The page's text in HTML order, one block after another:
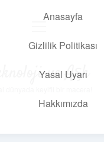
Anasayfa
Gizlilik Politikası
Yasal Uyarı
Hakkımızda
Teknoloji ve Aşk